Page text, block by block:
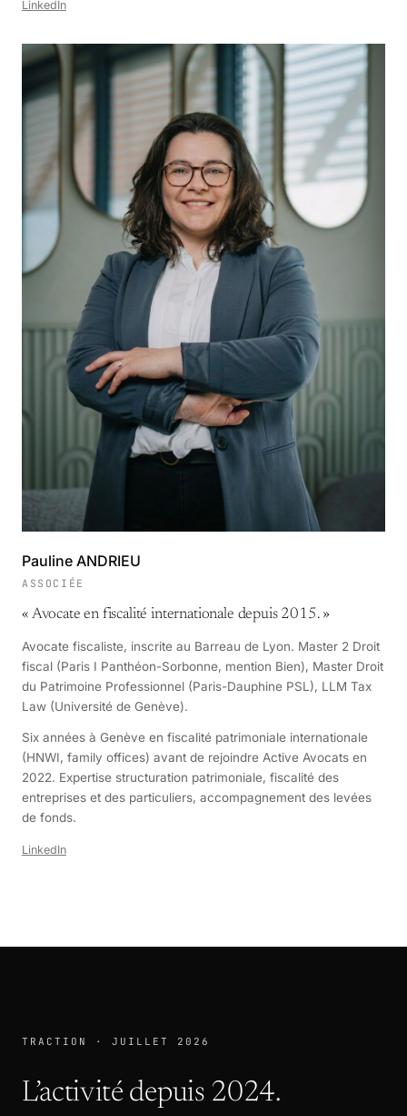
LinkedIn
Pauline ANDRIEU
ASSOCIÉE
« Avocate en fiscalité internationale depuis 2015.»
Avocate fiscaliste, inscrite au Barreau de Lyon. Master 2 Droit
fiscal (Paris I Panthéon-Sorbonne, mention Bien), Master Droit
du Patrimoine Professionnel (Paris-Dauphine PSL), LLM Tax
Law (Université de Genève).
Six années à Genève en fiscalité patrimoniale internationale
(HNWI, family offices) avant de rejoindre Active Avocats en
2022. Expertise structuration patrimoniale, fiscalité des
entreprises et des particuliers, accompagnement des levées
de fonds.
LinkedIn
TRACTION · JUILLET 2026
L’activité depuis 2024.